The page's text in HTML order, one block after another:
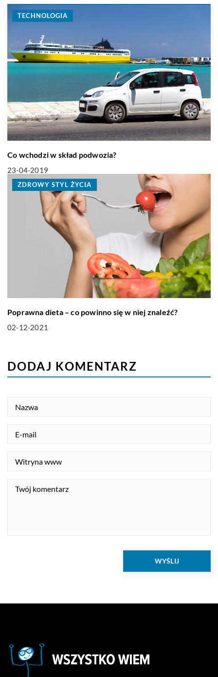
TECHNOLOGIA
Co wchodzi w skład podwozia?
23-04-2019
ZDROWY STYL ŻYCIA
Poprawna dieta – co powinno się w niej znaleźć?
02-12-2021
DODAJ KOMENTARZ